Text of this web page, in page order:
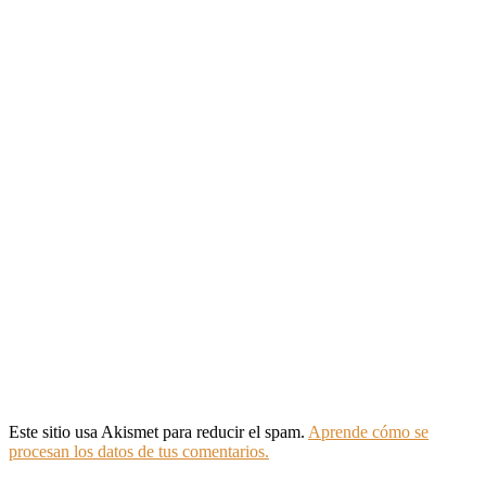
Este sitio usa Akismet para reducir el spam. Aprende cómo se
procesan los datos de tus comentarios.